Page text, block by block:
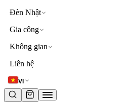
Đèn Nhật
Gia công
Không gian
Liên hệ
VI
LIÊN KẾT NHANH
đèn thả trần